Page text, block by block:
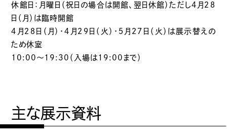
休館日：月曜日（祝日の場合は開館、翌日休館）ただし４月２８
日（月）は臨時開館
４月２８日（月）・４月２９日（火）・５月２７日（火）は展示替えの
ため休室
10:00～19:30（入場は19:00まで）
主な展示資料